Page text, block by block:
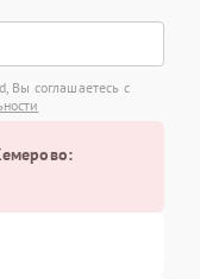
Вы соглашаетесь с